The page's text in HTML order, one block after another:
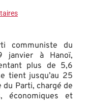
communiste du
janvier à Hanoï,
plus de 5,6
tient jusqu’au 25
Parti, chargé de
économiques et